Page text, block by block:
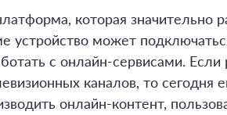
которая значительно
устройство может
с онлайн-сервисами.
каналов, то
онлайн-контент,